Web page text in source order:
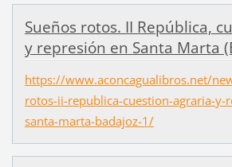
Sueños rotos. II República,
y represión en Santa Marta
https://www.aconcagualibros.net/
rotos-ii-republica-cuestion-agraria-y-
santa-marta-badajoz-1/